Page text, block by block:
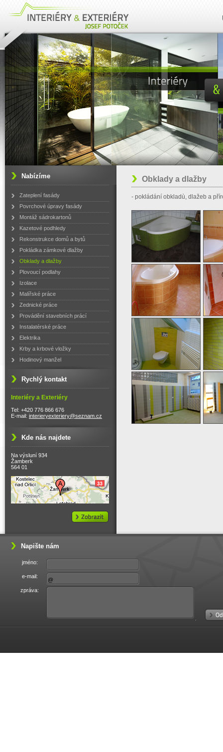
Nabízíme
Zateplení fasády
Povrchové úpravy fasády
Montáž sádrokartonů
Kazetové podhledy
Rekonstrukce domů a bytů
Pokládka zámkové dlažby
Obklady a dlažby
Plovoucí podlahy
Izolace
Malířské práce
Zednické práce
Provádění stavebních prácí
Instalatérské práce
Elektrika
Krby a krbové vložky
Hodinový manžel
Rychlý kontakt
Interiéry a Exteriéry
Tel: +420 776 866 676
E-mail: interieryexteriery@seznam.cz
Kde nás najdete
Na výsluní 934
Žamberk
564 01
Obklady a dlažby
- pokládání obkladù, dlažeb a
Napište nám
jméno:
e-mail:
zpráva: